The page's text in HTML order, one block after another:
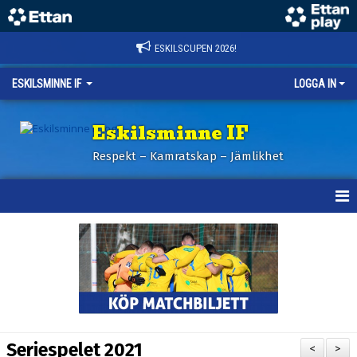
ESKILSCUPEN 2026!
ESKILSMINNE IF LOGGA IN
Eskilsminne IF
Respekt – Kamratskap – Jämlikhet
BILDER ESKILSCUPEN
>
<
Seriespelet 2021